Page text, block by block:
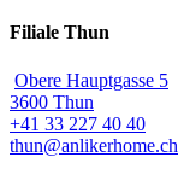
Filiale Thun
Obere Hauptgasse 5
3600 Thun
+41 33 227 40 40
thun@anlikerhome.ch